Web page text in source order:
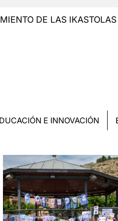
DE LAS IKASTOLAS
E INNOVACIÓN